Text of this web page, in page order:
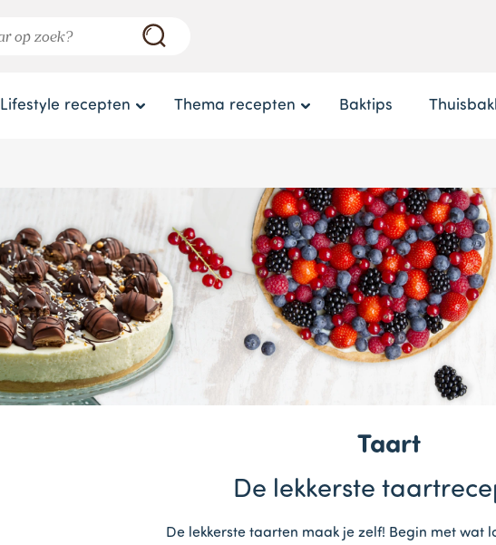
Lifestyle recepten Thema recepten Baktips
Taart
De lekkerste
De lekkerste taarten maak je zelf! Begin met wat